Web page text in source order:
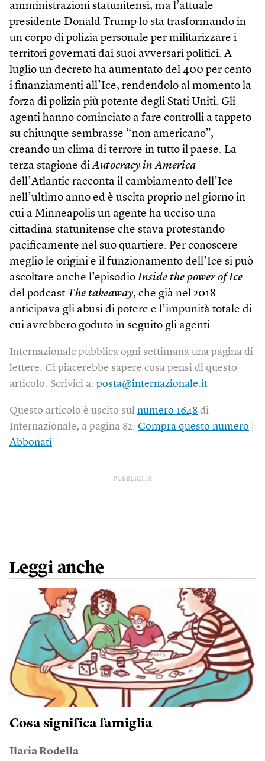
amministrazioni statunitensi, ma l’attuale
presidente Donald Trump lo sta trasformando in
un corpo di polizia personale per militarizzare i
territori governati dai suoi avversari politici. A
luglio un decreto ha aumentato del 400 per cento
i finanziamenti all’Ice, rendendolo al momento la
forza di polizia più potente degli Stati Uniti. Gli
agenti hanno cominciato a fare controlli a tappeto
su chiunque sembrasse “non americano”,
creando un clima di terrore in tutto il paese. La
terza stagione diAutocracy in America
dell’Atlantic racconta il cambiamento dell’Ice
nell’ultimo anno ed è uscita proprio nel giorno in
cui a Minneapolis un agente ha ucciso una
cittadina statunitense che stava protestando
pacificamente nel suo quartiere. Per conoscere
meglio le origini e il funzionamento dell’Ice si può
ascoltare anche l’episodio Inside the power of Ice
del podcast The takeaway, che già nel 2018
anticipava gli abusi di potere e l’impunità totale di
cui avrebbero goduto in seguito gli agenti.
Internazionale pubblica ogni settimana una pagina di
lettere. Ci piacerebbe sapere cosa pensi di questo
articolo. Scrivici a: posta@internazionale.it
Questo articolo è uscito sul numero 1648 di
Internazionale, a pagina 82. Compra questo numero
Abbonati
PUBBLICITÀ
Leggi anche
Cosa significa famiglia
Ilaria Rodella